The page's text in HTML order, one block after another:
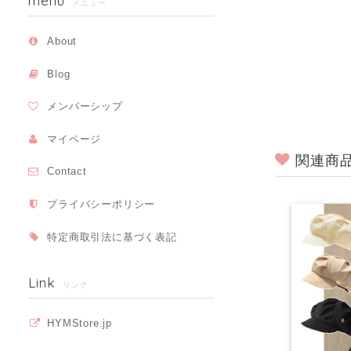
メニュー
About
Blog
メンバーシップ
マイページ
Contact
プライバシーポリシー
特定商取引法に基づく表記
Link リンク
HYMStore.jp
関連商